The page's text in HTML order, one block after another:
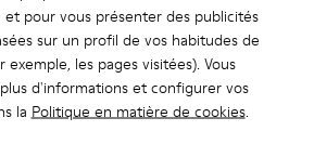
et pour vous présenter des publicités
sur un profil de vos habitudes de
exemple, les pages visitées). Vous
d'informations et configurer vos
la Politique en matière de cookies.
BLACK FRIDAY WOMEN 30 CHAUSSURES
% supplémentaires